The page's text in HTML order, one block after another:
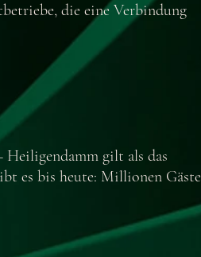
die eine Verbindung
Heiligendamm gilt als das
es bis heute: Millionen Gäste